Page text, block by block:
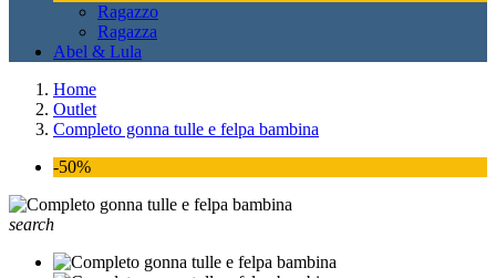
Ragazzo
Ragazza
Abel & Lula
Home
Outlet
Completo gonna tulle e felpa bambina
-50%
search